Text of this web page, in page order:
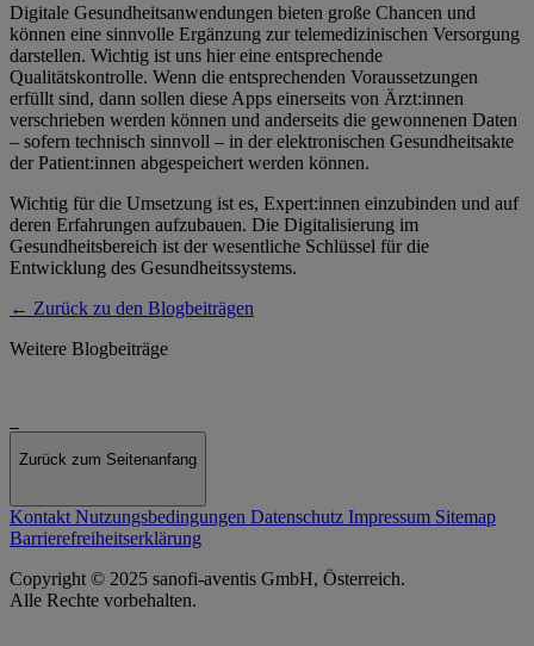
Digitale Gesundheitsanwendungen bieten große Chancen und
können eine sinnvolle Ergänzung zur telemedizinischen Versorgung
darstellen. Wichtig ist uns hier eine entsprechende
Qualitätskontrolle. Wenn die entsprechenden Voraussetzungen
erfüllt sind, dann sollen diese Apps einerseits von Ärzt:innen
verschrieben werden können und anderseits die gewonnenen Daten
– sofern technisch sinnvoll – in der elektronischen Gesundheitsakte
der Patient:innen abgespeichert werden können.
Wichtig für die Umsetzung ist es, Expert:innen einzubinden und auf
deren Erfahrungen aufzubauen. Die Digitalisierung im
Gesundheitsbereich ist der wesentliche Schlüssel für die
Entwicklung des Gesundheitssystems.
← Zurück zu den Blogbeiträgen
Weitere Blogbeiträge
Zurück zum Seitenanfang
Kontakt Nutzungsbedingungen Datenschutz Impressum Sitemap
Barrierefreiheitserklärung
Copyright © 2025 sanofi-aventis GmbH, Österreich.
Alle Rechte vorbehalten.